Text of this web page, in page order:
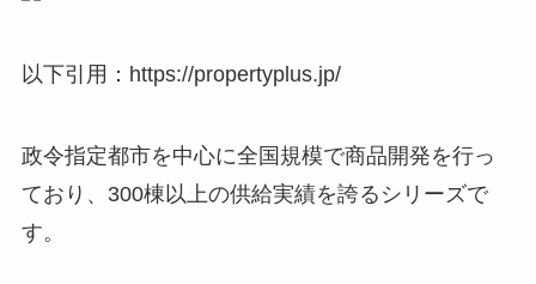
以下引用：https://propertyplus.jp/
政令指定都市を中心に全国規模で商品開発を行っ
ており、300棟以上の供給実績を誇るシリーズで
す。